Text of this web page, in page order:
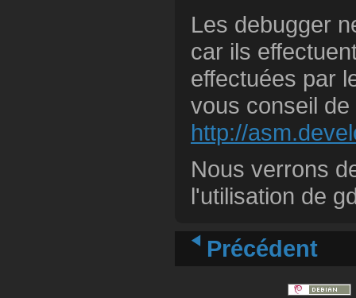
Les debugger
car ils
effectuées par
vous conseil
http://
Nous verrons
l'utilisation de
Précédent